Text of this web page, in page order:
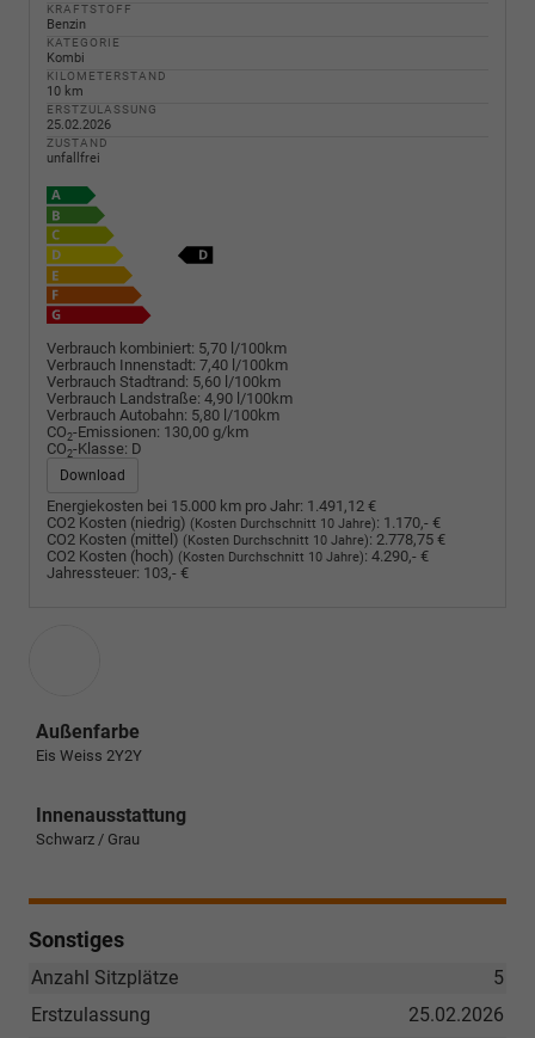
KRAFTSTOFF
Benzin
KATEGORIE
Kombi
KILOMETERSTAND
10 km
ERSTZULASSUNG
25.02.2026
ZUSTAND
unfallfrei
Verbrauch kombiniert: 5,70 l/100km
Verbrauch Innenstadt: 7,40 l/100km
Verbrauch Stadtrand: 5,60 l/100km
Verbrauch Landstraße: 4,90 l/100km
Verbrauch Autobahn: 5,80 l/100km
CO2-Emissionen: 130,00 g/km
CO2-Klasse: D
Download
Energiekosten bei 15.000 km pro Jahr: 1.491,12 €
CO2 Kosten (niedrig) (Kosten Durchschnitt 10 Jahre): 1.170,- €
CO2 Kosten (mittel) (Kosten Durchschnitt 10 Jahre): 2.778,75 €
CO2 Kosten (hoch) (Kosten Durchschnitt 10 Jahre): 4.290,- €
Jahressteuer: 103,- €
Außenfarbe
Eis Weiss 2Y2Y
Innenausstattung
Schwarz / Grau
Sonstiges
5
Anzahl Sitzplätze
25.02.2026
Erstzulassung